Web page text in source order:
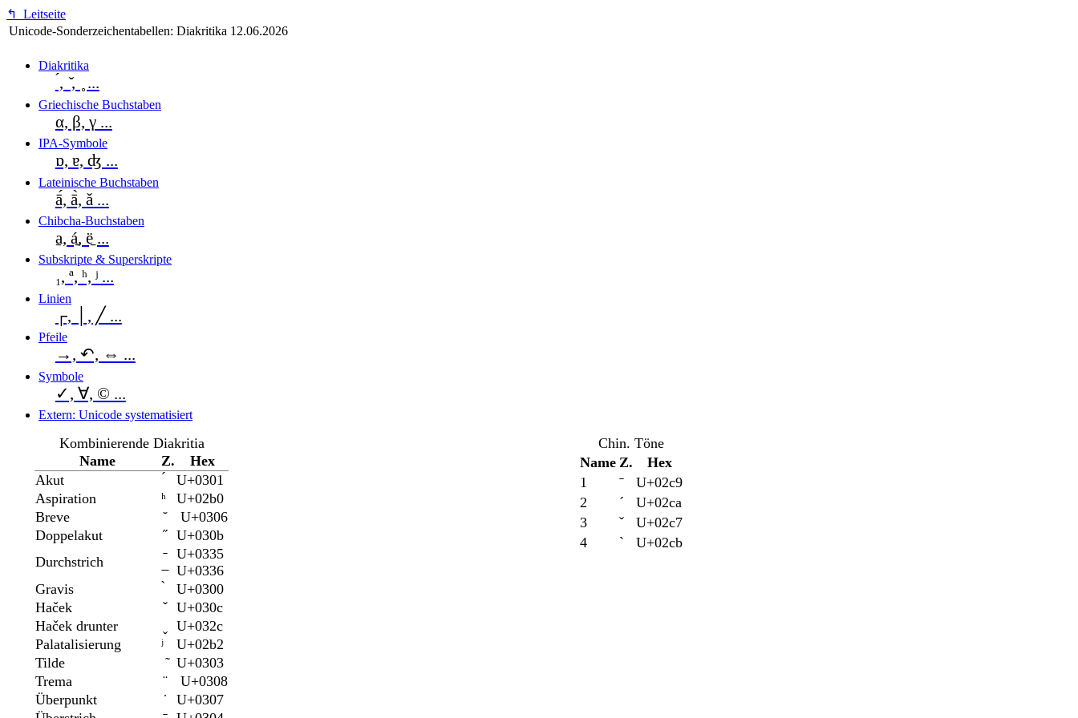
↰
Leitseite
Unicode-Sonderzeichentabellen: Diakritika 12.06.2026
Diakritika
́, ̌, ̥ ...
Griechische Buchstaben
α, β, γ ...
IPA-Symbole
ɒ, ɐ, ʤ ...
Lateinische Buchstaben
ā́, ā̀, ǎ ...
Chibcha-Buchstaben
a̱, á̱, ë̱ ...
Subskripte & Superskripte
₁, ª, ʰ, ʲ ...
Linien
┌, │, ╱ ...
Pfeile
→, ↶, ⇔ ...
Symbole
✓, ∀, © ...
Extern: Unicode systematisiert
Kombinierende Diakritia
Name
Z.
Hex
Akut
́
U+0301
Aspiration
ʰ
U+02b0
Breve
̆
U+0306
Doppelakut
̋
U+030b
Durchstrich
̵
̶
U+0335
U+0336
Gravis
̀
U+0300
Haček
̌
U+030c
Haček drunter
U+032c
Palatalisierung
ʲ
U+02b2
Tilde
̃
U+0303
Trema
̈
U+0308
Überpunkt
̇
U+0307
Chin. Töne
Name Z.
Hex
1
ˉ
U+02c9
2
ˊ
U+02ca
3
ˇ
U+02c7
4
ˋ U+02cb